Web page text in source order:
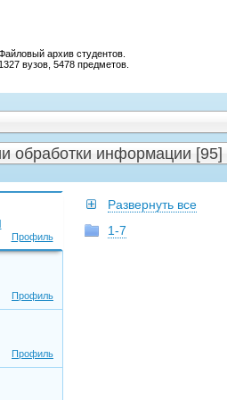
архив студентов.
1327 вузов, 5478 предметов.
обработки информации [95]
Профиль
Профиль
Профиль
Развернуть все
1-7